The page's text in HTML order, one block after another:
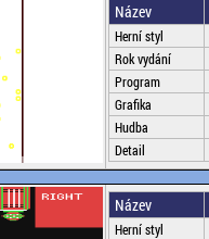
Název
Herní styl
Rok vydání
Program
Grafika
Hudba
Detail
Název
Herní styl